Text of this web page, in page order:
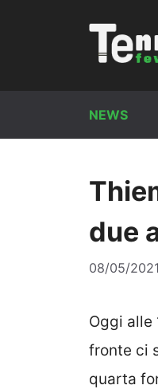
NEWS
due
08/05/2021
Oggi alle
fronte ci
quarta